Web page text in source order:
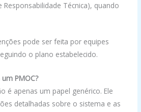
Responsabilidade Técnica), quando
pode ser feita por equipes
o plano estabelecido.
PMOC?
é apenas um papel genérico. Ele
detalhadas sobre o sistema e as